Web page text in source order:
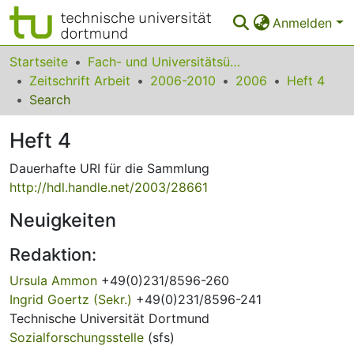
Anmelden
Bereiche & Sammlungen
Das gesamte Repositorium
Leitlinien
Zurück zur Startseite
Startseite
Fach- und Universitätsübergreifendes
Zeitschrift Arbeit
2006-2010 2006
Heft 4
Search
Heft 4
Dauerhafte URI für die Sammlung
http://hdl.handle.net/2003/28661
Neuigkeiten
Redaktion:
Ursula Ammon +49(0)231/8596-260
Ingrid Goertz (Sekr.) +49(0)231/8596-241
Technische Universität Dortmund
Sozialforschungsstelle (sfs)